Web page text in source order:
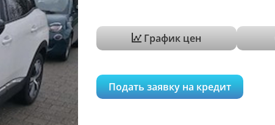
График цен
Подать заявку на кредит